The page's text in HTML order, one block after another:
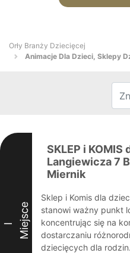
Orły Branży Dziecięcej
Animacje Dla Dzieci, Sklepy
I Miejsce
SKLEP i KOMIS
Langiewicza 7
Miernik
Sklep i Komis dla
stanowi ważny punkt
koncentrując się na
dostarczaniu
dziecięcych dla